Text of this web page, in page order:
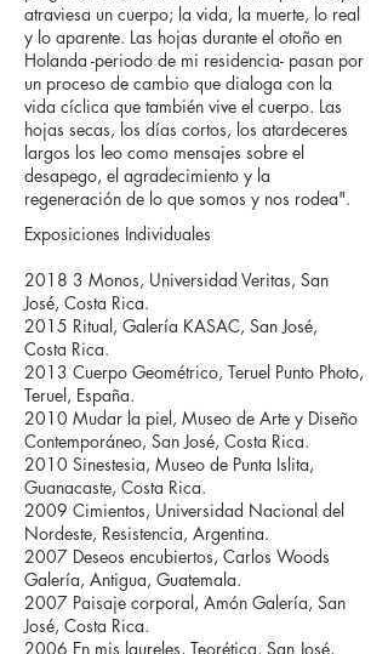
atraviesa un cuerpo; la vida, la muerte, lo real
y lo aparente. Las hojas durante el otoño en
Holanda -periodo de mi residencia- pasan por
un proceso de cambio que dialoga con la
vida cíclica que también vive el cuerpo. Las
hojas secas, los días cortos, los atardeceres
largos los leo como mensajes sobre el
desapego, el agradecimiento y la
regeneración de lo que somos y nos rodea".
Exposiciones Individuales
2018 3 Monos, Universidad Veritas, San
José, Costa Rica.
2015 Ritual, Galería KASAC, San José,
Costa Rica.
2013 Cuerpo Geométrico, Teruel Punto Photo,
Teruel, España.
2010 Mudar la piel, Museo de Arte y Diseño
Contemporáneo, San José, Costa Rica.
2010 Sinestesia, Museo de Punta Islita,
Guanacaste, Costa Rica.
2009 Cimientos, Universidad Nacional del
Nordeste, Resistencia, Argentina.
2007 Deseos encubiertos, Carlos Woods
Galería, Antigua, Guatemala.
2007 Paisaje corporal, Amón Galería, San
José, Costa Rica.
2006 En mis laureles, Teorética, San José,